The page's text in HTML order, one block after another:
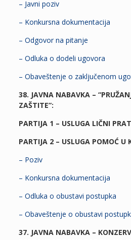
– Javni poziv
– Konkursna dokumentacija
– Odgovor na pitanje
– Odluka o dodeli ugovora
– Obaveštenje o zaključenom
38. JAVNA NABAVKA –
ZAŠTITE”:
PARTIJA 1 – USLUGA LIČNI
PARTIJA 2 – USLUGA POMOĆ U
– Poziv
– Konkursna dokumentacija
– Odluka o obustavi postupka
– Obaveštenje o obustavi
37. JAVNA NABAVKA –